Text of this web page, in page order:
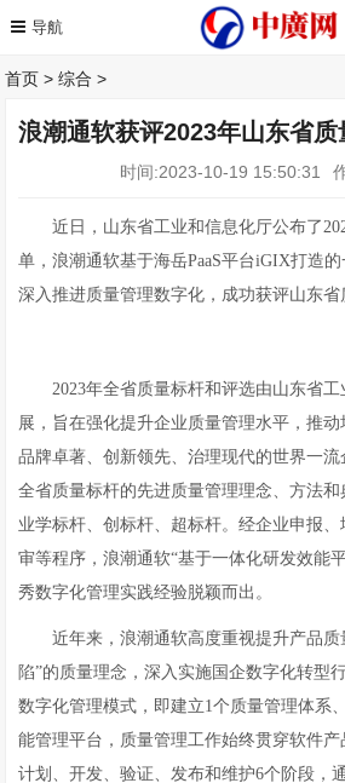
首页 >综合 >
浪潮通软获评2023年山东省质
时间:2023-10-19 15:50:31
近日，山东省工业和信息化厅公布了
单，浪潮通软基于海岳PaaS平台iGIX打造
深入推进质量管理数字化，成功获评山东省
2023年全省质量标杆和评选由山东省
展，旨在强化提升企业质量管理水平，推动
品牌卓著、创新领先、治理现代的世界一
全省质量标杆的先进质量管理理念、方法
业学标杆、创标杆、超标杆。经企业申报
审等程序，浪潮通软“基于一体化研发效能
秀数字化管理实践经验脱颖而出。
近年来，浪潮通软高度重视提升产品
陷”的质量理念，深入实施国企数字化转型
数字化管理模式，即建立1个质量管理体系
能管理平台，质量管理工作始终贯穿软件产
计划、开发、验证、发布和维护6个阶段，